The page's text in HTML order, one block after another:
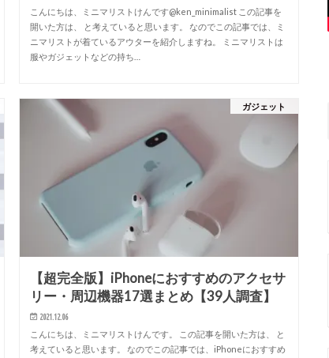
こんにちは、ミニマリストけんです@ken_minimalist この記事を
開いた方は、 と考えていると思います。 なのでこの記事では、ミ
ニマリストが着ているアウターを紹介しますね。 ミニマリストは
服やガジェットなどの持ち…
ガジェット
【超完全版】iPhoneにおすすめのアクセサ
リー・周辺機器17選まとめ【39人調査】
2021.12.06
こんにちは、ミニマリストけんです。 この記事を開いた方は、 と
考えていると思います。 なのでこの記事では、iPhoneにおすすめ